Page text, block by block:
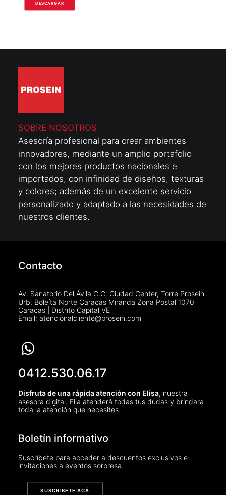
DESCARGAR
SOBRE NOSOTROS
Asesoría profesional para crear ambientes
innovadores, mediante un amplio portafolio
con los mejores productos nacionales e
importados, con infinidad de diseños, texturas
y colores; además de un excelente servicio
personalizado y adaptado a las necesidades de
nuestros clientes.
Contacto
Av. Sanatorio Del Ávila C.C. Ciudad Center, Torre Prosein
Urb. Boleíta Norte Caracas Miranda Zona Postal 1070
Caracas | Distrito Capital VE
Email: atencionalcliente@prosein.com
0412.530.06.17
Disfruta de una rápida atención con Elisa, nuestra
asesora digital. Ella atenderá todas tus dudas y brindará
toda la atención que necesites.
Boletín informativo
Suscríbete para acceder a descuentos exclusivos e
invitaciones a eventos sorpresa.
SUSCRÍBETE ACÁ